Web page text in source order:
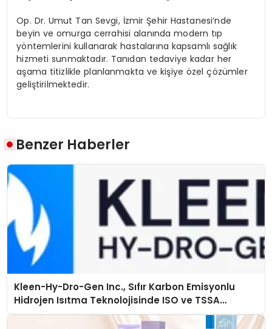
Op. Dr. Umut Tan Sevgi, İzmir Şehir Hastanesi’nde
beyin ve omurga cerrahisi alanında modern tıp
yöntemlerini kullanarak hastalarına kapsamlı sağlık
hizmeti sunmaktadır. Tanıdan tedaviye kadar her
aşama titizlikle planlanmakta ve kişiye özel çözümler
geliştirilmektedir.
Benzer Haberler
Kleen-Hy-Dro-Gen Inc., Sıfır Karbon Emisyonlu
Hidrojen Isıtma Teknolojisinde ISO ve TSSA
Düzenleyici Onaylarını Aldı